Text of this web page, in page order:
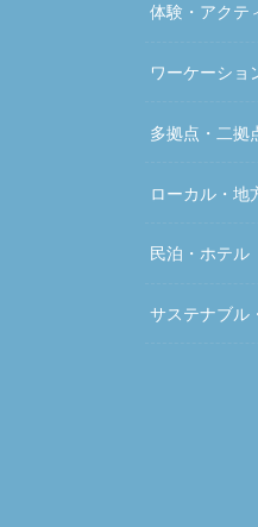
体験・アクテ
ワーケーショ
多拠点・二拠
ローカル・地
民泊・ホテル
サステナブル